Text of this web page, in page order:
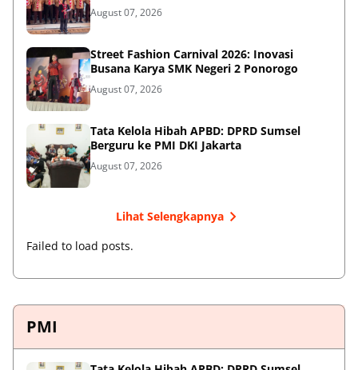
August 07, 2026
Street Fashion Carnival 2026: Inovasi
Busana Karya SMK Negeri 2 Ponorogo
August 07, 2026
Tata Kelola Hibah APBD: DPRD Sumsel
Berguru ke PMI DKI Jakarta
August 07, 2026
Lihat Selengkapnya
Failed to load posts.
PMI